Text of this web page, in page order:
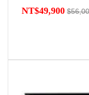
NT$49,900